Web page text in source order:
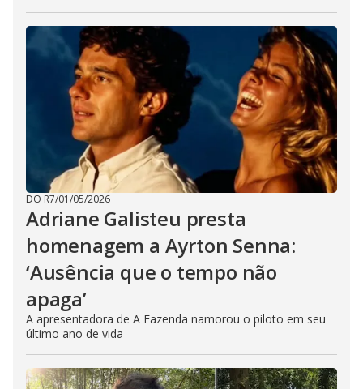
DO R7/01/05/2026
Adriane Galisteu presta
homenagem a Ayrton Senna:
‘Ausência que o tempo não
apaga’
A apresentadora de A Fazenda namorou o piloto em seu
último ano de vida